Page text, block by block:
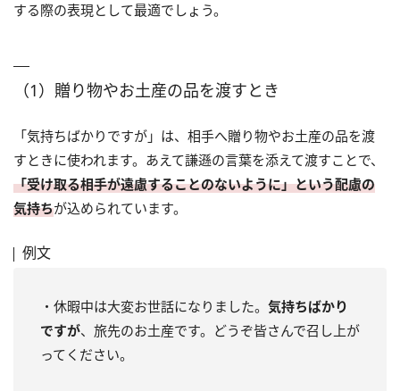
する際の表現として最適でしょう。
（1）贈り物やお土産の品を渡すとき
「気持ちばかりですが」は、相手へ贈り物やお土産の品を渡
すときに使われます。あえて謙遜の言葉を添えて渡すことで、
「受け取る相手が遠慮することのないように」という配慮の
気持ちが込められています。
例文
・休暇中は大変お世話になりました。 気持ちばかり
ですが、旅先のお土産です。どうぞ皆さんで召し上が
ってください。